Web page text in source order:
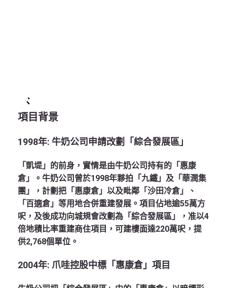
項目背景
1998年: 牛奶公司申請改劃「綜合發展區」
「凱堤」的前身，實情是由牛奶公司持有的「惠康
倉」。牛奶公司曾於1998年夥拍「九鐵」及「華潤集
團」，計劃把「惠康倉」以及毗鄰「沙田冷倉」、
「百適倉」等用地合併重建發展。項目佔地逾55萬方
呎，及後成功向城規會改劃為「綜合發展區」，准以4
倍地積比率重建商住項目，可建樓面達220萬呎，提
供2,768個單位。
2004年: 爪哇控股中標「惠康倉」項目